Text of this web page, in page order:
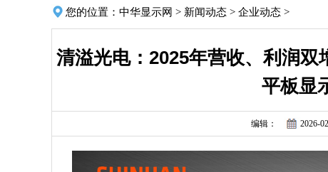
您的位置： 中华显示网 > 新闻动态 > 企业动态 >
清溢光电：2025年营收、利润
平板显
编辑： 2026-